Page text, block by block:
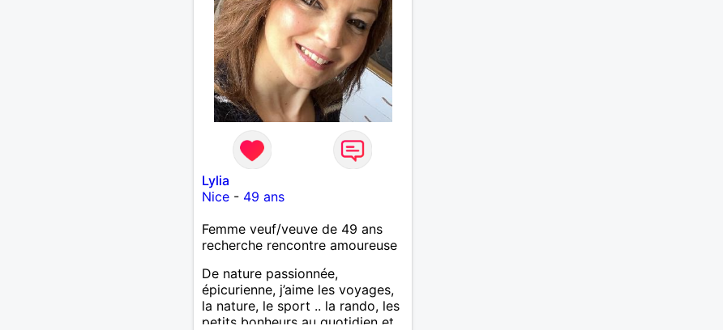
Lylia
Nice- 49 ans
Femme veuf/veuve de 49 ans
recherche rencontre amoureuse
De nature passionnée,
épicurienne, j’aime les voyages,
la nature, le sport .. la rando, les
petits bonheurs au quotidien et